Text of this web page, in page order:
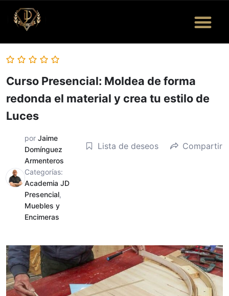
Curso Presencial: Moldea de forma
redonda el material y crea tu estilo de
Luces
por Jaime
Domínguez
Armenteros
Categorías:
Academia JD
Presencial,
Muebles y
Encimeras
Lista de deseos Compartir